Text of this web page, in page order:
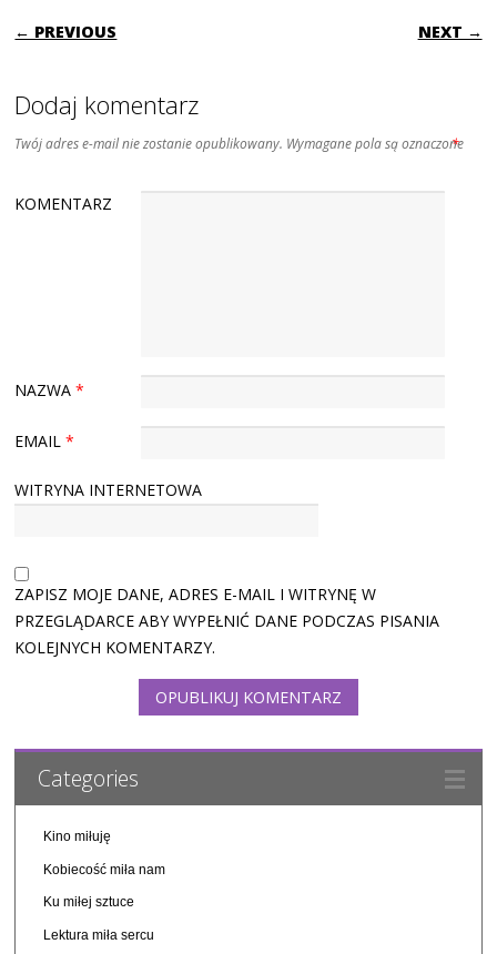
POST NAVIGATION
← PREVIOUS NEXT →
Dodaj komentarz
Twój adres e-mail nie zostanie opublikowany. Wymagane pola są oznaczone
*
KOMENTARZ
NAZWA*
EMAIL*
WITRYNA INTERNETOWA
ZAPISZ MOJE DANE, ADRES E-MAIL I WITRYNĘ W
PRZEGLĄDARCE ABY WYPEŁNIĆ DANE PODCZAS PISANIA
KOLEJNYCH KOMENTARZY.
Categories
Kino miłuję
Kobiecość miła nam
Ku miłej sztuce
Lektura miła sercu